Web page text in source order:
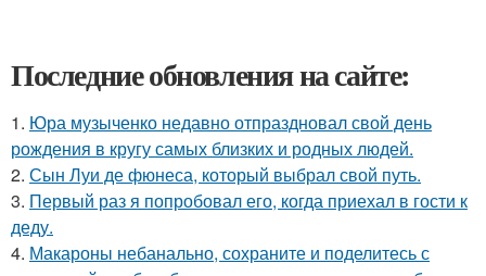
Последние обновления на сайте:
1. Юра музыченко недавно отпраздновал свой день
рождения в кругу самых близких и родных людей.
2. Сын Луи де фюнеса, который выбрал свой путь.
3. Первый раз я попробовал его, когда приехал в гости к
деду.
4. Макароны небанально, сохраните и поделитесь с